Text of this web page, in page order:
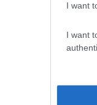
I want
I want
Juventus: